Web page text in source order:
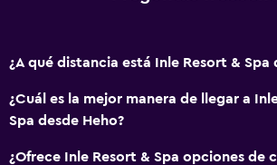
¿A qué distancia está Inle Resort & Spa
¿Cuál es la mejor manera de llegar a
Spa desde Heho?
¿Ofrece Inle Resort & Spa opciones de